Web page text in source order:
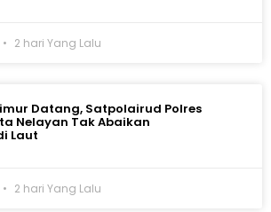
2 hari Yang Lalu
Datang, Satpolairud Polres
Nelayan Tak Abaikan
Laut
2 hari Yang Lalu